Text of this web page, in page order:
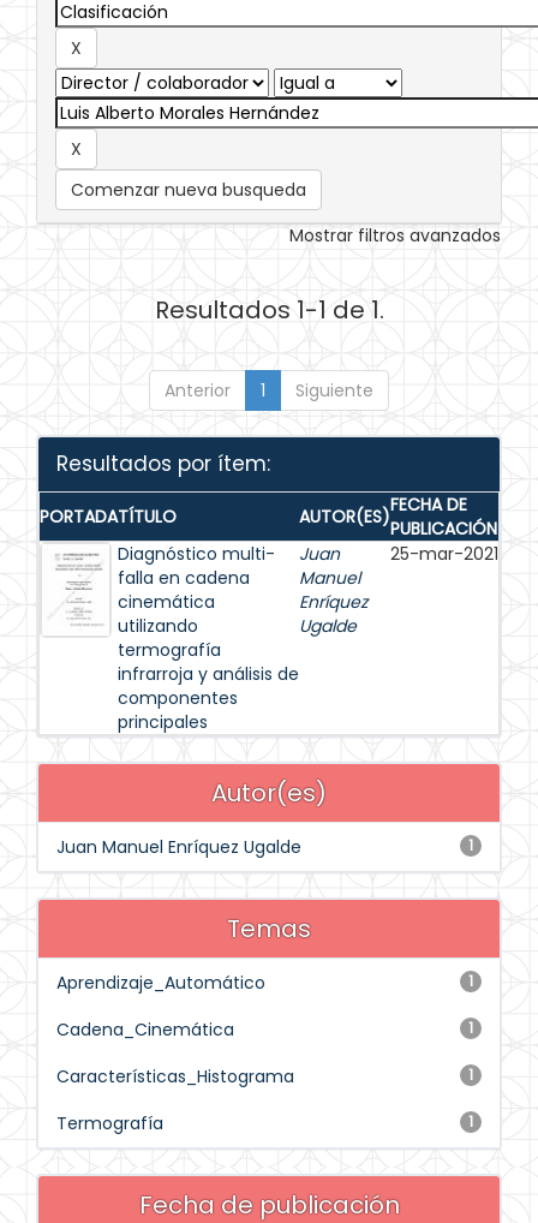
Comenzar nueva busqueda
Mostrar filtros avanzados
Resultados 1-1 de 1.
Anterior 1 Siguiente
Resultados por ítem:
PORTADATÍTULO AUTOR(ES)FECHA DE
PUBLICACIÓN
Diagnóstico multi-
falla en cadena
cinemática
utilizando
termografía
infrarroja y análisis de
componentes
principales
Juan
Manuel
Enríquez
Ugalde
25-mar-2021
Autor(es)
1
Juan Manuel Enríquez Ugalde
Temas
1
Aprendizaje_Automático
1
Cadena_Cinemática
1
Características_Histograma
1
Termografía
Fecha de publicación